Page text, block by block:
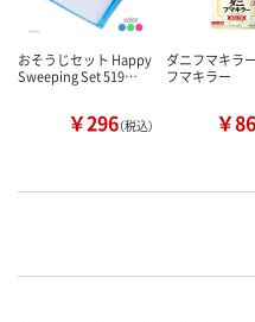
おそうじセット Happy
Sweeping Set 519…
￥296（税込）
ダニフマキラ
フマキラー
￥